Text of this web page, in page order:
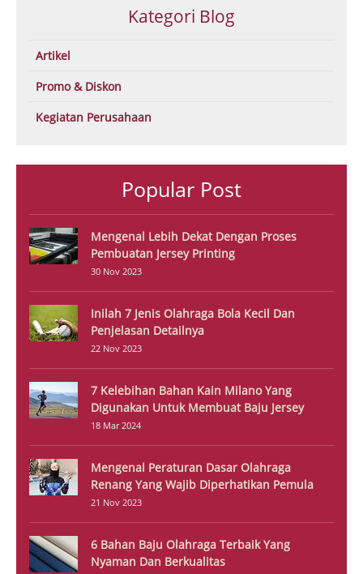
Kategori Blog
Artikel
Promo & Diskon
Kegiatan Perusahaan
Popular Post
Mengenal Lebih Dekat Dengan Proses
Pembuatan Jersey Printing
30 Nov 2023
Inilah 7 Jenis Olahraga Bola Kecil Dan
Penjelasan Detailnya
22 Nov 2023
7 Kelebihan Bahan Kain Milano Yang
Digunakan Untuk Membuat Baju Jersey
18 Mar 2024
Mengenal Peraturan Dasar Olahraga
Renang Yang Wajib Diperhatikan Pemula
21 Nov 2023
6 Bahan Baju Olahraga Terbaik Yang
Nyaman Dan Berkualitas